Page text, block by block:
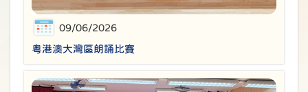
09/06/2026
粵港澳大灣區朗誦比賽